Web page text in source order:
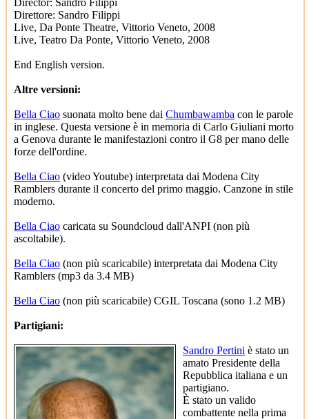
Director: Sandro Filippi
Direttore: Sandro Filippi
Live, Da Ponte Theatre, Vittorio Veneto, 2008
Live, Teatro Da Ponte, Vittorio Veneto, 2008
End English version.
Altre versioni:
Bella Ciao suonata molto bene dai Chumbawamba con le parole
in inglese. Questa versione è in memoria di Carlo Giuliani morto
a Genova durante le manifestazioni contro il G8 per mano delle
forze dell'ordine.
Bella Ciao (video Youtube) interpretata dai Modena City
Ramblers durante il concerto del primo maggio. Canzone in stile
moderno.
Bella Ciao caricata su Soundcloud dall'ANPI (non più
ascoltabile).
Bella Ciao (non più scaricabile) interpretata dai Modena City
Ramblers (mp3 da 3.4 MB)
Bella Ciao (non più scaricabile) CGIL Toscana (sono 1.2 MB)
Partigiani:
Sandro Pertini è stato un
amato Presidente della
Repubblica italiana e un
partigiano.
È stato un valido
combattente nella prima